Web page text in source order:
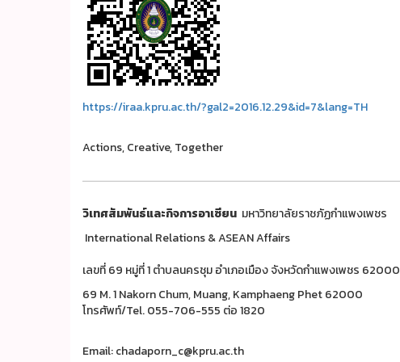
https://iraa.kpru.ac.th/?gal2=2016.12.29&id=7&lang=TH
Actions, Creative, Together
วิเทศสัมพันธ์และกิจการอาเซียน มหาวิทยาลัยราชภัฏกำแพงเพชร
International Relations & ASEAN Affairs
เลขที่ 69 หมู่ที่ 1 ตำบลนครชุม อำเภอเมือง จังหวัดกำแพงเพชร 62000
69 M. 1 Nakorn Chum, Muang, Kamphaeng Phet 62000
โทรศัพท์/Tel. 055-706-555 ต่อ 1820
Email: chadaporn_c@kpru.ac.th